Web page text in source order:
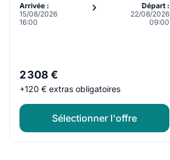
Arrivée :
15/08/2026
16:00
Départ :
22/08/2026
09:00
2 308 €
+120 € extras obligatoires
Sélectionner l'offre